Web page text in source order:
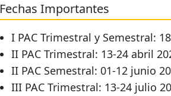
Fechas Importantes
I PAC Trimestral y Semestral:
II PAC Trimestral: 13-24 abril
II PAC Semestral: 01-12 junio
III PAC Trimestral: 13-24 julio